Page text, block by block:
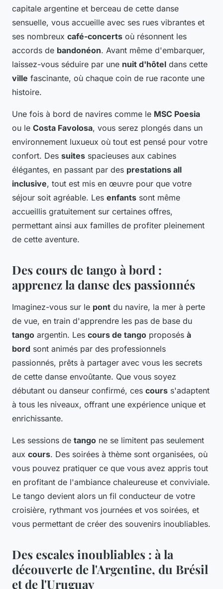
capitale argentine et berceau de cette danse
sensuelle, vous accueille avec ses rues vibrantes et
ses nombreux café-concerts où résonnent les
accords de bandonéon. Avant même d'embarquer,
laissez-vous séduire par une nuit d'hôtel dans cette
ville fascinante, où chaque coin de rue raconte une
histoire.
Une fois à bord de navires comme le MSC Poesia
ou le Costa Favolosa, vous serez plongés dans un
environnement luxueux où tout est pensé pour votre
confort. Des suites spacieuses aux cabines
élégantes, en passant par des prestations all
inclusive, tout est mis en œuvre pour que votre
séjour soit agréable. Les enfants sont même
accueillis gratuitement sur certaines offres,
permettant ainsi aux familles de profiter pleinement
de cette aventure.
Des cours de tango à bord :
apprenez la danse des passionnés
Imaginez-vous sur le pont du navire, la mer à perte
de vue, en train d'apprendre les pas de base du
tango argentin. Les cours de tango proposés à
bord sont animés par des professionnels
passionnés, prêts à partager avec vous les secrets
de cette danse envoûtante. Que vous soyez
débutant ou danseur confirmé, ces cours s'adaptent
à tous les niveaux, offrant une expérience unique et
enrichissante.
Les sessions de tango ne se limitent pas seulement
aux cours. Des soirées à thème sont organisées, où
vous pouvez pratiquer ce que vous avez appris tout
en profitant de l'ambiance chaleureuse et conviviale.
Le tango devient alors un fil conducteur de votre
croisière, rythmant vos journées et vos soirées, et
vous permettant de créer des souvenirs inoubliables.
Des escales inoubliables : à la
découverte de l'Argentine, du Brésil
et de l'Uruguay